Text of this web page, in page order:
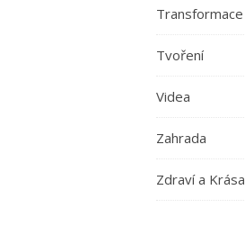
Transformace
Tvoření
Videa
Zahrada
Zdraví a Krása